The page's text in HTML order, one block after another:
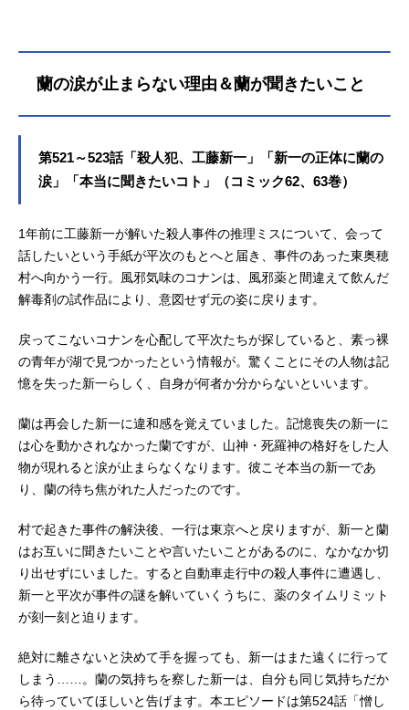
蘭の涙が止まらない理由＆蘭が聞きたいこと
第521～523話「殺人犯、工藤新一」「新一の正体に蘭の
涙」「本当に聞きたいコト」（コミック62、63巻）
1年前に工藤新一が解いた殺人事件の推理ミスについて、会って
話したいという手紙が平次のもとへと届き、事件のあった東奥穂
村へ向かう一行。風邪気味のコナンは、風邪薬と間違えて飲んだ
解毒剤の試作品により、意図せず元の姿に戻ります。
戻ってこないコナンを心配して平次たちが探していると、素っ裸
の青年が湖で見つかったという情報が。驚くことにその人物は記
憶を失った新一らしく、自身が何者か分からないといいます。
蘭は再会した新一に違和感を覚えていました。記憶喪失の新一に
は心を動かされなかった蘭ですが、山神・死羅神の格好をした人
物が現れると涙が止まらなくなります。彼こそ本当の新一であ
り、蘭の待ち焦がれた人だったのです。
村で起きた事件の解決後、一行は東京へと戻りますが、新一と蘭
はお互いに聞きたいことや言いたいことがあるのに、なかなか切
り出せずにいました。すると自動車走行中の殺人事件に遭遇し、
新一と平次が事件の謎を解いていくうちに、薬のタイムリミット
が刻一刻と迫ります。
絶対に離さないと決めて手を握っても、新一はまた遠くに行って
しまう……。蘭の気持ちを察した新一は、自分も同じ気持ちだか
ら待っていてほしいと告げます。本エピソードは第524話「憎し